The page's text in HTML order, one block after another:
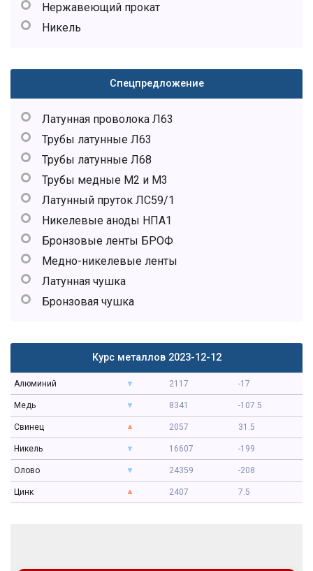
Нержавеющий прокат
Никель
Спецпредложение
Латунная проволока Л63
Трубы латунные Л63
Трубы латунные Л68
Трубы медные М2 и М3
Латунный пруток ЛС59/1
Никелевые аноды НПА1
Бронзовые ленты БРОФ
Медно-никелевые ленты
Латунная чушка
Бронзовая чушка
Курс металлов 2023-12-12
Алюминий 2117 -17
Медь 8341 -107.5
Свинец 2057 31.5
Никель 16607 -199
Олово 24359 -208
Цинк 2407 7.5